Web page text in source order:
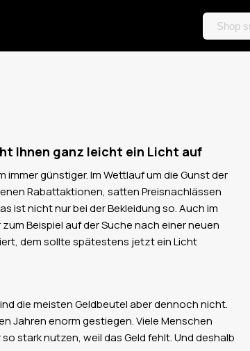
Ihnen ganz leicht ein Licht auf
günstiger. Im Wettlauf um die Gunst der
Rabattaktionen, satten Preisnachlässen
ist nicht nur bei der Bekleidung so. Auch im
Beispiel auf der Suche nach einer neuen
dem sollte spätestens jetzt ein Licht
die meisten Geldbeutel aber dennoch nicht.
Jahren enorm gestiegen. Viele Menschen
stark nutzen, weil das Geld fehlt. Und deshalb